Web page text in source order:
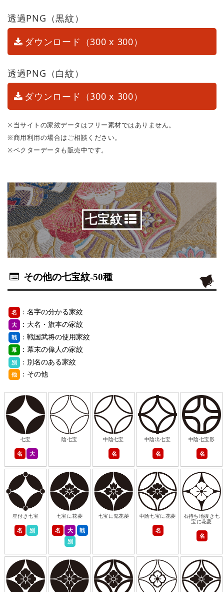
透過PNG（黒紋）
ダウンロード（300 x 300）
透過PNG（白紋）
ダウンロード（300 x 300）
※当サイトの家紋データはフリー素材ではありません。
※商用利用の場合はご相談ください。
※ベクターデータも販売中です。
七宝紋
その他の七宝紋-50種
名 ：名字の分かる家紋
大 ：大名・旗本の家紋
戦 ：戦国武将の使用家紋
幕 ：幕末の偉人の家紋
別 ：別名のある家紋
他 ：その他
七宝
名 大
陰七宝 中陰七宝
名
中陰出七宝
名
中陰七宝形
名
星付き七宝
名 別
七宝に花菱
名 大
戦
別
七宝に鬼花菱 中陰七宝に花菱
名
石持ち地抜き七
宝に花菱
名